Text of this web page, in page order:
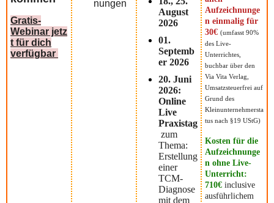
Gratis-
Webinar jetz
t für dich
verfügbar
nungen
August
2026
01.
Septemb
er 2026
20. Juni
2026:
Online
Live
Praxistag
zum
Thema:
Erstellung
einer
TCM-
Diagnose
mit dem
Aufzeichnunge
n einmalig für
30€ (umfasst 90%
des Live-
Unterrichtes,
buchbar über den
Via Vita Verlag,
Umsatzsteuerfrei auf
Grund des
Kleinunternehmersta
tus nach §19 UStG)
Kosten für die
Aufzeichnunge
n ohne Live-
Unterricht:
710€ inclusive
ausführlichem